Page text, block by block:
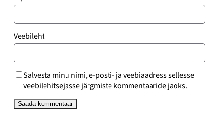
Veebileht
Salvesta minu nimi, e-posti- ja veebiaadress sellesse
veebilehitsejasse järgmiste kommentaaride jaoks.